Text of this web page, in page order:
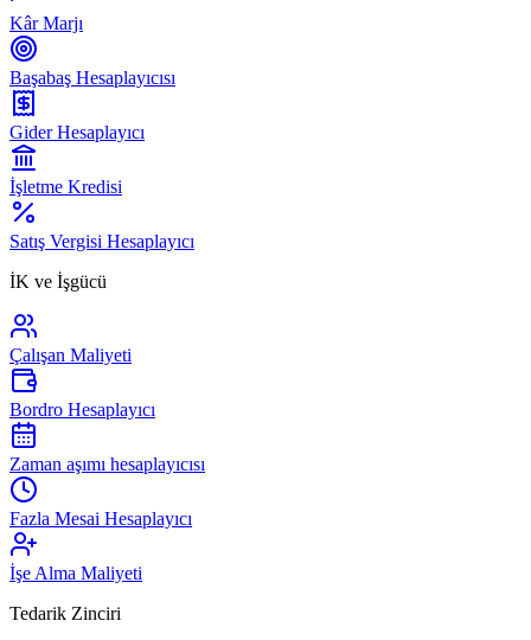
Kâr Marjı
Başabaş Hesaplayıcısı
Gider Hesaplayıcı
İşletme Kredisi
Satış Vergisi Hesaplayıcı
İK ve İşgücü
Çalışan Maliyeti
Bordro Hesaplayıcı
Zaman aşımı hesaplayıcısı
Fazla Mesai Hesaplayıcı
İşe Alma Maliyeti
Tedarik Zinciri